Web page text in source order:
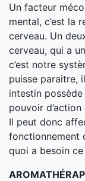
Un facteur
mental, c’est la
cerveau. Un
cerveau, qui a
c’est notre
puisse paraitre,
intestin
pouvoir
Il peut donc
fonctionnement
quoi a besoin